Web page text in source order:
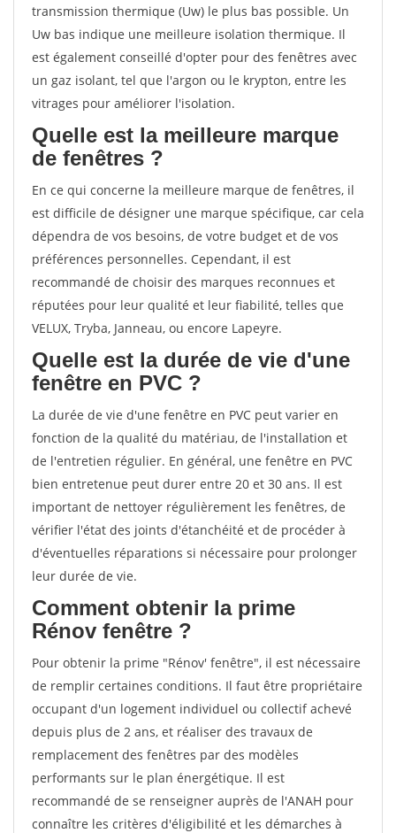
transmission thermique (Uw) le plus bas possible. Un
Uw bas indique une meilleure isolation thermique. Il
est également conseillé d'opter pour des fenêtres avec
un gaz isolant, tel que l'argon ou le krypton, entre les
vitrages pour améliorer l'isolation.
Quelle est la meilleure marque
de fenêtres ?
En ce qui concerne la meilleure marque de fenêtres, il
est difficile de désigner une marque spécifique, car cela
dépendra de vos besoins, de votre budget et de vos
préférences personnelles. Cependant, il est
recommandé de choisir des marques reconnues et
réputées pour leur qualité et leur fiabilité, telles que
VELUX, Tryba, Janneau, ou encore Lapeyre.
Quelle est la durée de vie d'une
fenêtre en PVC ?
La durée de vie d'une fenêtre en PVC peut varier en
fonction de la qualité du matériau, de l'installation et
de l'entretien régulier. En général, une fenêtre en PVC
bien entretenue peut durer entre 20 et 30 ans. Il est
important de nettoyer régulièrement les fenêtres, de
vérifier l'état des joints d'étanchéité et de procéder à
d'éventuelles réparations si nécessaire pour prolonger
leur durée de vie.
Comment obtenir la prime
Rénov fenêtre ?
Pour obtenir la prime "Rénov' fenêtre", il est nécessaire
de remplir certaines conditions. Il faut être propriétaire
occupant d'un logement individuel ou collectif achevé
depuis plus de 2 ans, et réaliser des travaux de
remplacement des fenêtres par des modèles
performants sur le plan énergétique. Il est
recommandé de se renseigner auprès de l'ANAH pour
connaître les critères d'éligibilité et les démarches à